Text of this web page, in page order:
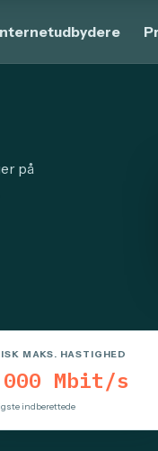
på
MAKS. HASTIGHED
Mbit/s
indberettede